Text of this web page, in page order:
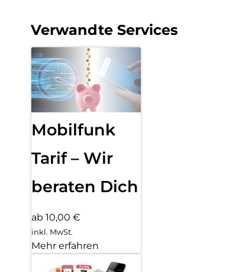
Verwandte Services
Mobilfunk
Tarif – Wir
beraten Dich
ab 10,00 €
inkl. MwSt.
Mehr erfahren